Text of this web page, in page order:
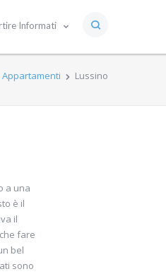
Informati
Appartamenti Lussino
a una
è il
il
fare
bel
sono